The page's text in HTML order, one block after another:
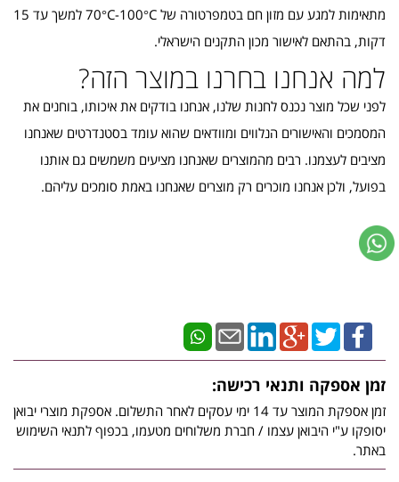
מתאימות למגע עם מזון חם בטמפרטורה של 70°C-100°C למשך עד 15
דקות, בהתאם לאישור מכון התקנים הישראלי.
למה אנחנו בחרנו במוצר הזה?
לפני שכל מוצר נכנס לחנות שלנו, אנחנו בודקים את איכותו, בוחנים את
המסמכים והאישורים הנלווים ומוודאים שהוא עומד בסטנדרטים שאנחנו
מציבים לעצמנו. רבים מהמוצרים שאנחנו מציעים משמשים גם אותנו
בפועל, ולכן אנחנו מוכרים רק מוצרים שאנחנו באמת סומכים עליהם.
זמן אספקה ותנאי רכישה:
זמן אספקת המוצר עד 14 ימי עסקים לאחר התשלום. אספקת מוצרי יבואן
יסופקו ע"י היבואן עצמו / חברת משלוחים מטעמו, בכפוף לתנאי השימוש
באתר.